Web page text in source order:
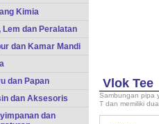
Kimia
Lem dan Peralatan
dan Kamar Mandi
dan Papan
dan Aksesoris
dan
Vlok Tee
Sambungan pipa
T dan memiliki